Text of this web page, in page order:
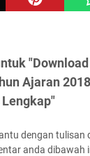
Ajaran
Lengkap"
dengan tulisan
anda dibawah